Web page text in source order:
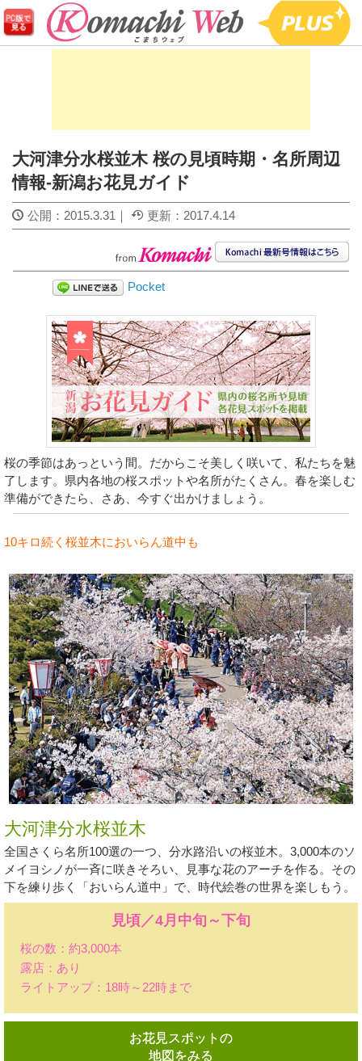
大河津分水桜並木 桜の見頃時期・名所周辺
情報-新潟お花見ガイド
公開： 2015.3.31 ｜ 更新： 2017.4.14
Pocket
桜の季節はあっという間。だからこそ美しく咲いて、私たちを魅
了します。県内各地の桜スポットや名所がたくさん。春を楽しむ
準備ができたら、さあ、今すぐ出かけましょう。
10キロ続く桜並木においらん道中も
大河津分水桜並木
全国さくら名所100選の一つ、分水路沿いの桜並木。3,000本のソ
メイヨシノが一斉に咲きそろい、見事な花のアーチを作る。その
下を練り歩く「おいらん道中」で、時代絵巻の世界を楽しもう。
見頃／4月中旬～下旬
桜の数：約3,000本
露店：あり
ライトアップ：18時～22時まで
お花見スポットの
地図をみる